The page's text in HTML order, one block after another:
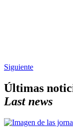
Siguiente
Últimas
Last news